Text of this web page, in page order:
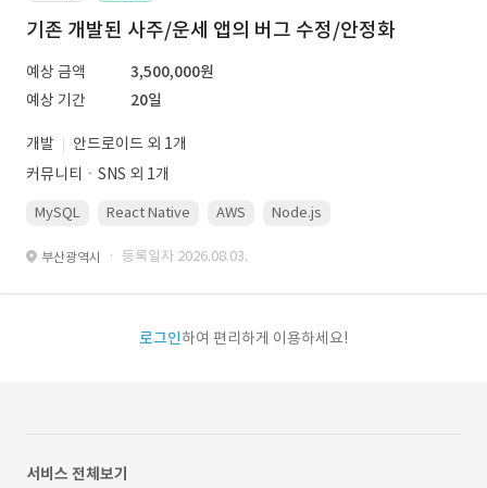
기존 개발된 사주/운세 앱의 버그 수정/안정화
예상 금액
3,500,000원
예상 기간
20일
개발
안드로이드 외 1개
커뮤니티ㆍSNS 외 1개
MySQL React Native AWS Node.js
부산광역시 · 등록일자 2026.08.03.
로그인하여 편리하게 이용하세요!
서비스 전체보기